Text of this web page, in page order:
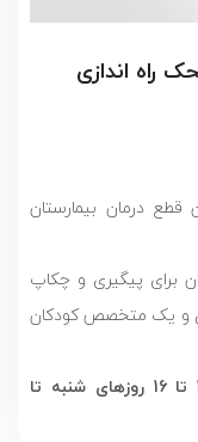
راه اندازی
درمان بیمارستان
برای پیگیری و چکاپ
و یک متخصص کودکان
کلینیک عصر از اول دی ماه از ساعت 14 تا 16 روزهای شنبه تا